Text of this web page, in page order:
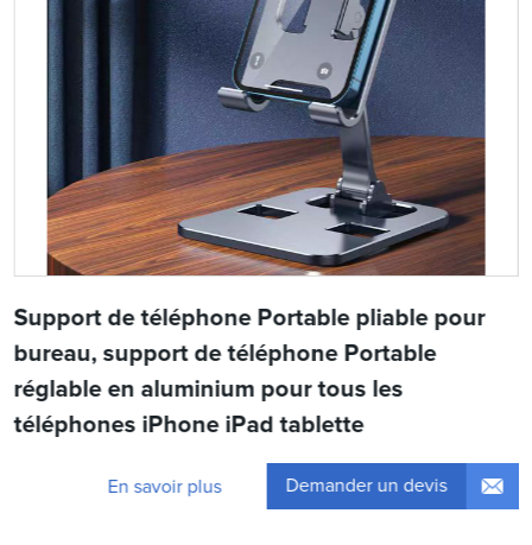
Support de téléphone Portable pliable pour
bureau, support de téléphone Portable
réglable en aluminium pour tous les
téléphones iPhone iPad tablette
En savoir plus Demander un devis